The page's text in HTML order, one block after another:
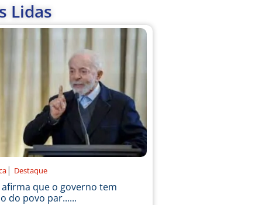
Lidas
| Destaque
afirma que o governo tem
do povo par......